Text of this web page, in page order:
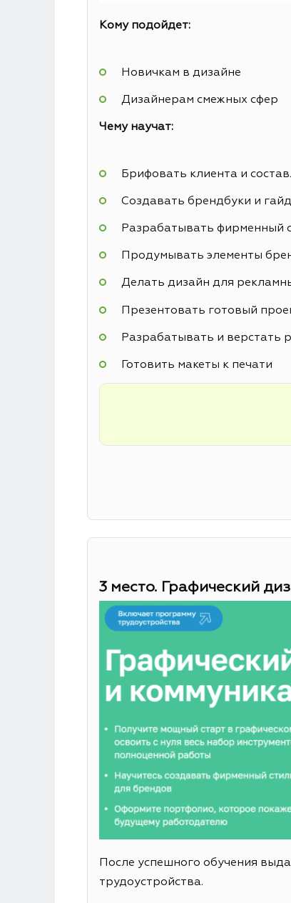
Кому подойдет:
Новичкам в дизайне
Дизайнерам смежных сфер
Чему научат:
Брифовать клиента и
Создавать брендбуки и
Разрабатывать фирменный
Продумывать элементы
Делать дизайн для
Презентовать готовый
Разрабатывать и верстать
Готовить макеты к печати
3 место. Графический
После успешного обучения
трудоустройства.